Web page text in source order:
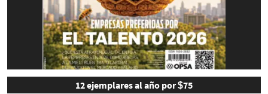
12 ejemplares al año por $75